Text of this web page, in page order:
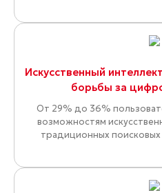
Искусственный
борьбы за
От 29% до 36%
возможностям
традиционных поисковых